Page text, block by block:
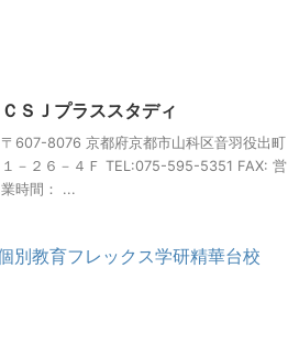
ＣＳＪプラススタディ
〒607-8076 京都府京都市山科区音羽役出町
１－２６－４Ｆ TEL:075-595-5351 FAX: 営
業時間： ...